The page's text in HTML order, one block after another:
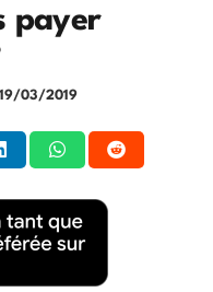
payer
19/03/2019